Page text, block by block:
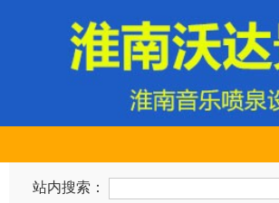
站内搜索：